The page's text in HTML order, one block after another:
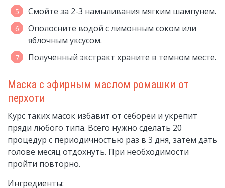
Смойте за 2-3 намыливания мягким шампунем.
Ополосните водой с лимонным соком или
яблочным уксусом.
Полученный экстракт храните в темном месте.
Маска с эфирным маслом ромашки от
перхоти
Курс таких масок избавит от себореи и укрепит
пряди любого типа. Всего нужно сделать 20
процедур с периодичностью раз в 3 дня, затем дать
голове месяц отдохнуть. При необходимости
пройти повторно.
Ингредиенты: